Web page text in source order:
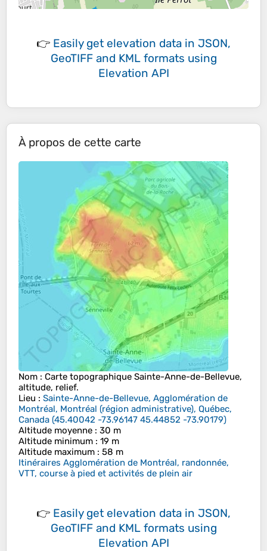
👉 Easily get elevation data in JSON,
GeoTIFF and KML formats using
Elevation API
À propos de cette carte
Nom : Carte topographique Sainte-Anne-de-Bellevue,
altitude, relief.
Lieu : Sainte-Anne-de-Bellevue, Agglomération de
Montréal, Montréal (région administrative), Québec,
Canada (45.40042 -73.96147 45.44852 -73.90179)
Altitude moyenne : 30 m
Altitude minimum : 19 m
Altitude maximum : 58 m
Itinéraires Agglomération de Montréal, randonnée,
VTT, course à pied et activités de plein air
👉 Easily get elevation data in JSON,
GeoTIFF and KML formats using
Elevation API